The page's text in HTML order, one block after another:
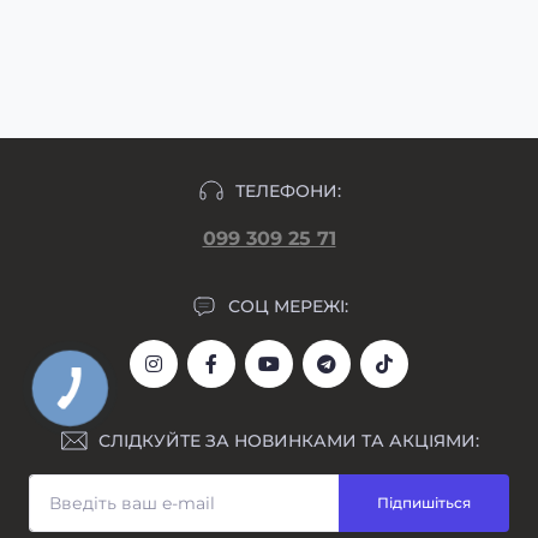
ТЕЛЕФОНИ:
099 309 25 71
СОЦ МЕРЕЖІ:
СЛІДКУЙТЕ ЗА НОВИНКАМИ ТА АКЦІЯМИ:
Підпишіться